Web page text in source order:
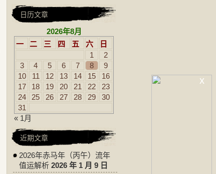
日历文章
2026年8月
一
二 三 四 五 六
日
1
2
3
4 5 6 7 8
9
10
11 12 13 14 15
16
17
18 19 20 21 22
23
24
25 26 27 28 29
30
31
« 1月
近期文章
2026年赤马年（丙午）流年
值运解析 2026 年 1 月 9 日
x